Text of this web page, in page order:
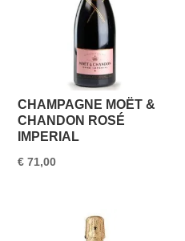
CHAMPAGNE MOËT &
CHANDON ROSÉ
IMPERIAL
€ 71,00